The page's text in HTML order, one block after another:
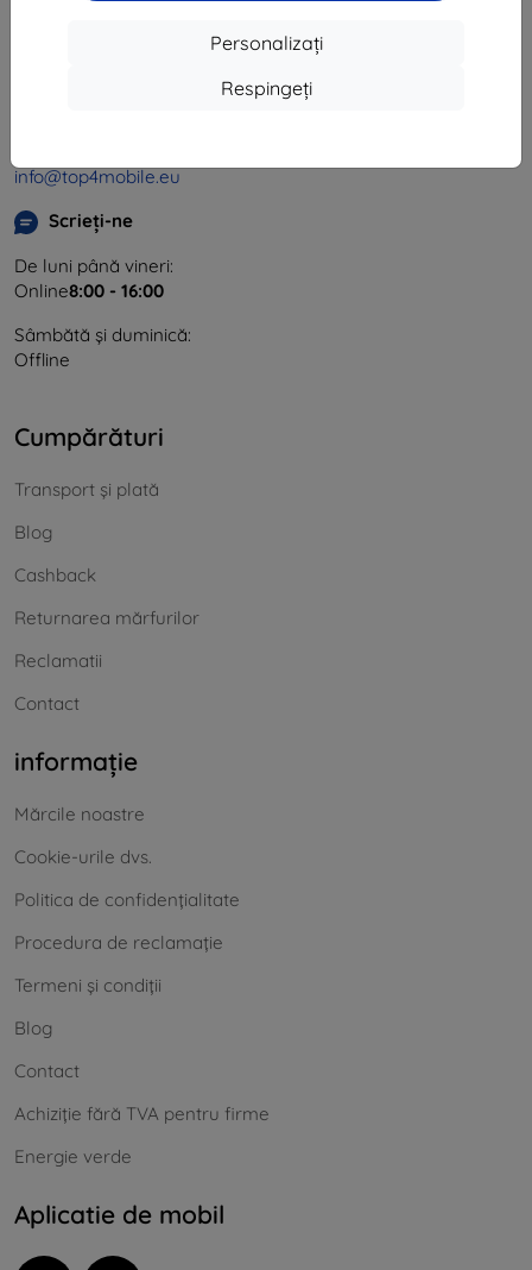
Personalizați
Respingeți
info@top4mobile.eu
Scrieți-ne
De luni până vineri:
Online8:00 - 16:00
Sâmbătă și duminică:
Offline
Cumpărături
Transport și plată
Blog
Cashback
Returnarea mărfurilor
Reclamatii
Contact
informație
Mărcile noastre
Cookie-urile dvs.
Politica de confidențialitate
Procedura de reclamație
Termeni și condiții
Blog
Contact
Achiziție fără TVA pentru firme
Energie verde
Aplicatie de mobil